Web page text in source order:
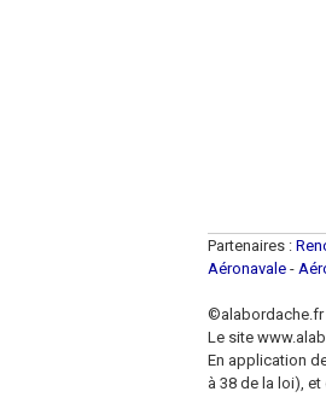
Partenaires :
Aéronavale -
©alabordache.fr
Le site
En application
à 38 de la loi),